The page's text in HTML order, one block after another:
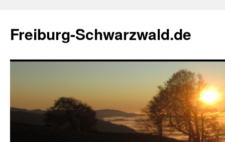
springen
Freiburg-Schwarzwald.de